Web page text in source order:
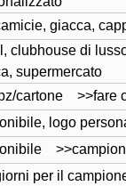
giacca,
clubhouse di
supermercato
cartone >>fare
logo
per il